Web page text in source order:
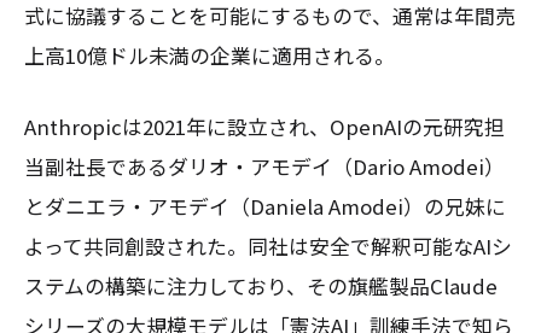
式に協議することを可能にするもので、通常は年間売
上高10億ドル未満の企業に適用される。
Anthropicは2021年に設立され、OpenAIの元研究担
当副社長であるダリオ・アモデイ（Dario Amodei）
とダニエラ・アモデイ（Daniela Amodei）の兄妹に
よって共同創設された。同社は安全で解釈可能なAIシ
ステムの構築に注力しており、その旗艦製品Claude
シリーズの大規模モデルは「憲法AI」訓練手法で知ら